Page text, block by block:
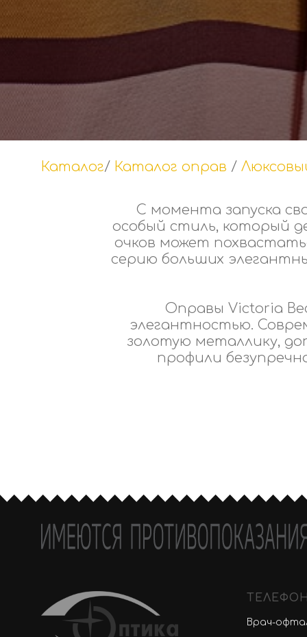
Каталог/ Каталог оправ /
С момента запуска
особый стиль, который
очков может
серию больших
Оправы Victoria
элегантностью.
золотую металлику,
профили
Врач-